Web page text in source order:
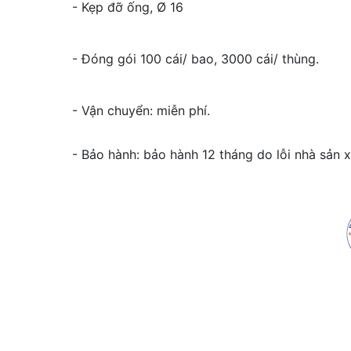
- Kẹp đỡ ống, Ø 16
- Đóng gói 100 cái/ bao, 3000 cái/ thùng.
- Vận chuyển: miễn phí.
- Bảo hành: bảo hành 12 tháng do lỗi nhà sản